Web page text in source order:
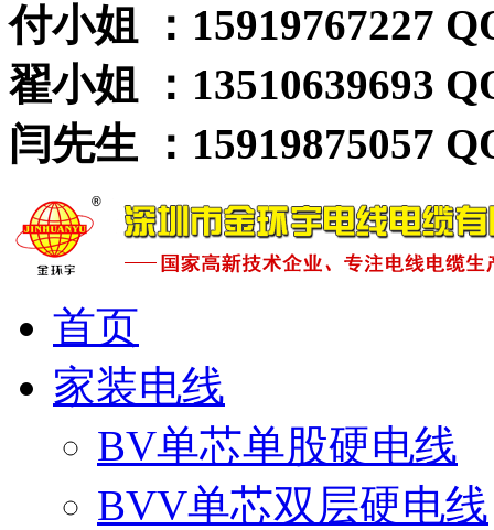
付小姐 ：15919767227
翟小姐 ：13510639693
闫先生 ：15919875057
首页
家装电线
BV单芯单股硬电线
BVV单芯双层硬电线